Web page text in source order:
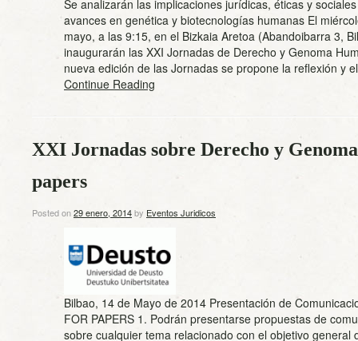
Se analizarán las implicaciones jurídicas, éticas y
avances en genética y biotecnologías humanas El
mayo, a las 9:15, en el Bizkaia Aretoa (Abandoibarra 3,
inaugurarán las XXI Jornadas de Derecho y Genoma
nueva edición de las Jornadas se propone la reflexión
Continue Reading
XXI Jornadas sobre Derecho y
papers
Posted on29 enero, 2014by Eventos Juridicos
Bilbao, 14 de Mayo de 2014 Presentación de
FOR PAPERS 1. Podrán presentarse propuestas de
sobre cualquier tema relacionado con el objetivo general